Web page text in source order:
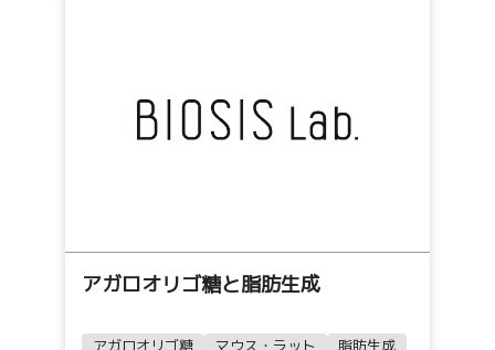
アガロオリゴ糖と脂肪生成
アガロオリゴ糖 マウス・ラット 脂肪生成